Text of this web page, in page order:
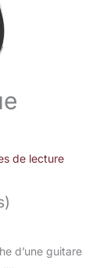
de lecture
d’une guitare